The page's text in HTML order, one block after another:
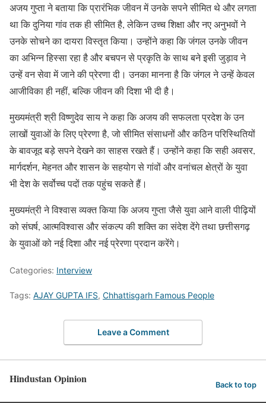
अजय गुप्ता ने बताया कि प्रारंभिक जीवन में उनके सपने सीमित थे और लगता
था कि दुनिया गांव तक ही सीमित है, लेकिन उच्च शिक्षा और नए अनुभवों ने
उनके सोचने का दायरा विस्तृत किया। उन्होंने कहा कि जंगल उनके जीवन
का अभिन्न हिस्सा रहा है और बचपन से प्रकृति के साथ बने इसी जुड़ाव ने
उन्हें वन सेवा में जाने की प्रेरणा दी। उनका मानना है कि जंगल ने उन्हें केवल
आजीविका ही नहीं, बल्कि जीवन की दिशा भी दी है।
मुख्यमंत्री श्री विष्णुदेव साय ने कहा कि अजय की सफलता प्रदेश के उन
लाखों युवाओं के लिए प्रेरणा है, जो सीमित संसाधनों और कठिन परिस्थितियों
के बावजूद बड़े सपने देखने का साहस रखते हैं। उन्होंने कहा कि सही अवसर,
मार्गदर्शन, मेहनत और शासन के सहयोग से गांवों और वनांचल क्षेत्रों के युवा
भी देश के सर्वोच्च पदों तक पहुंच सकते हैं।
मुख्यमंत्री ने विश्वास व्यक्त किया कि अजय गुप्ता जैसे युवा आने वाली पीढ़ियों
को संघर्ष, आत्मविश्वास और संकल्प की शक्ति का संदेश देंगे तथा छत्तीसगढ़
के युवाओं को नई दिशा और नई प्रेरणा प्रदान करेंगे।
Categories: Interview
Tags: AJAY GUPTA IFS, Chhattisgarh Famous People
Leave a Comment
Hindustan Opinion Back to top